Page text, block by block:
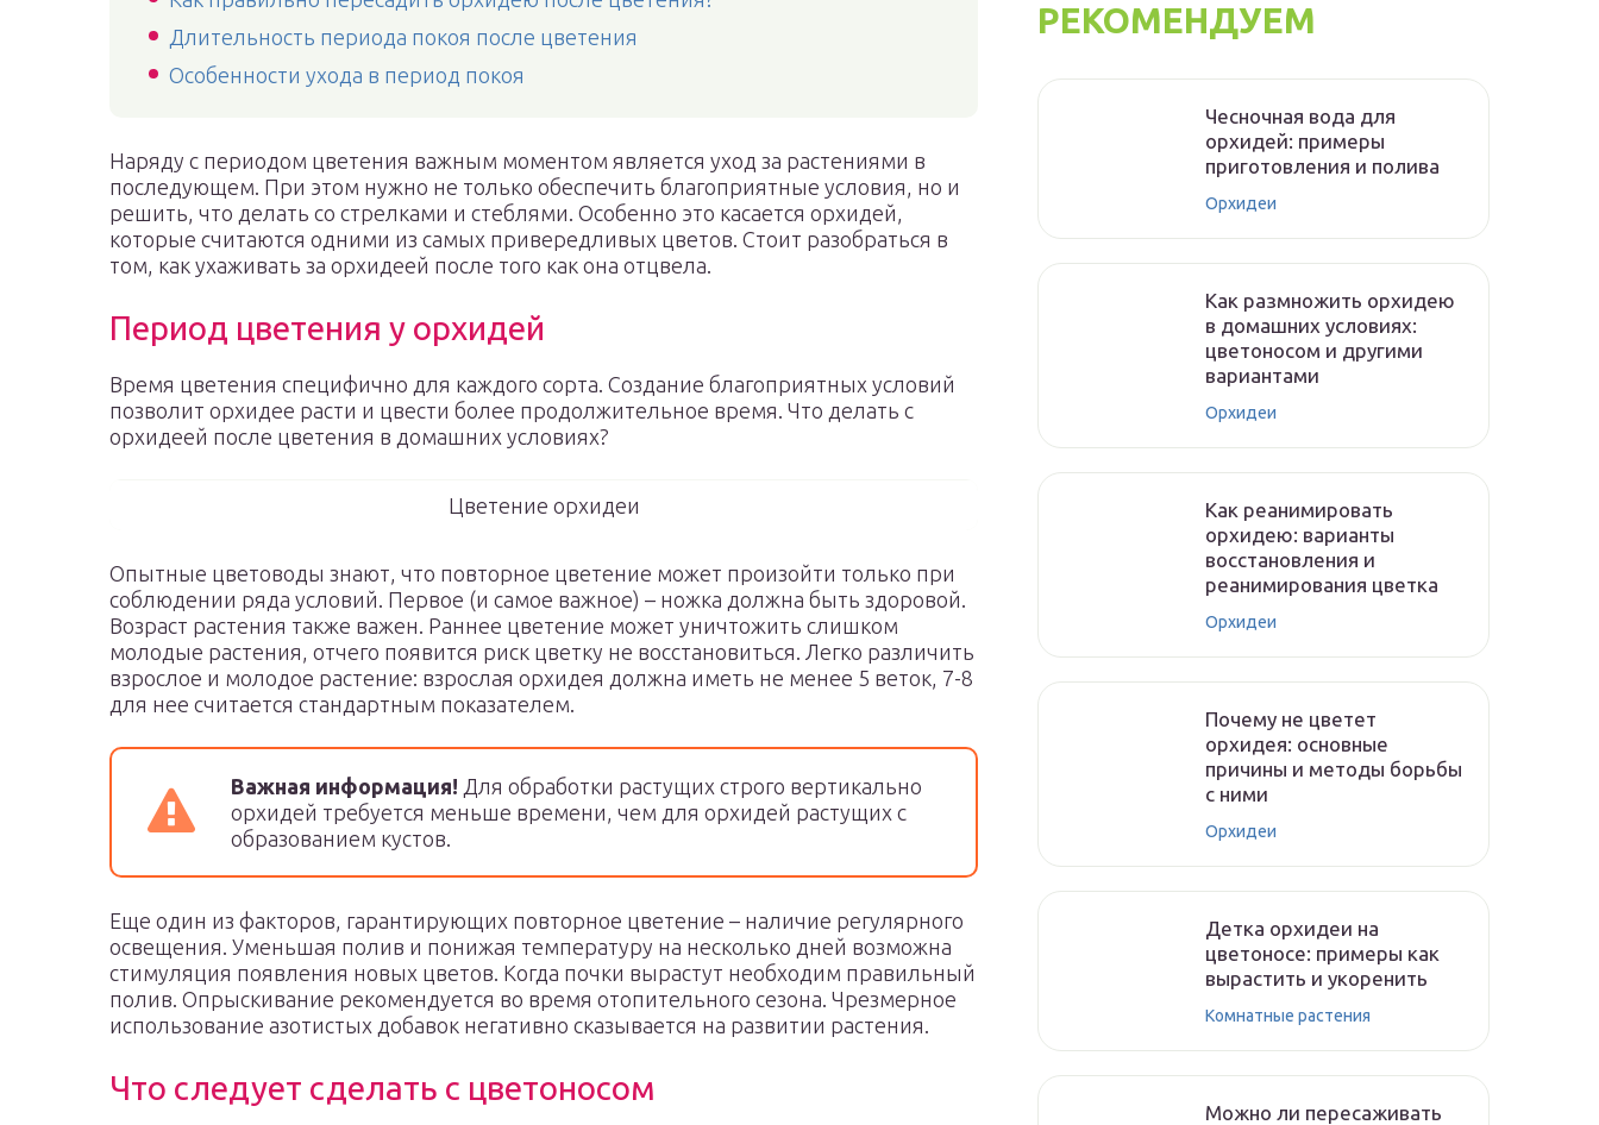
Длительность периода покоя после цветения
Особенности ухода в период покоя
Наряду с периодом цветения важным моментом является уход за растениями в
последующем. При этом нужно не только обеспечить благоприятные условия, но и
решить, что делать со стрелками и стеблями. Особенно это касается орхидей,
которые считаются одними из самых привередливых цветов. Стоит разобраться в
том, как ухаживать за орхидеей после того как она отцвела.
Период цветения у орхидей
Время цветения специфично для каждого сорта. Создание благоприятных условий
позволит орхидее расти и цвести более продолжительное время. Что делать с
орхидеей после цветения в домашних условиях?
Цветение орхидеи
Опытные цветоводы знают, что повторное цветение может произойти только при
соблюдении ряда условий. Первое (и самое важное) – ножка должна быть здоровой.
Возраст растения также важен. Раннее цветение может уничтожить слишком
молодые растения, отчего появится риск цветку не восстановиться. Легко различить
взрослое и молодое растение: взрослая орхидея должна иметь не менее 5 веток, 7-8
для нее считается стандартным показателем.
Важная информация! Для обработки растущих строго вертикально
орхидей требуется меньше времени, чем для орхидей растущих с
образованием кустов.
Еще один из факторов, гарантирующих повторное цветение – наличие регулярного
освещения. Уменьшая полив и понижая температуру на несколько дней возможна
стимуляция появления новых цветов. Когда почки вырастут необходим правильный
полив. Опрыскивание рекомендуется во время отопительного сезона. Чрезмерное
использование азотистых добавок негативно сказывается на развитии растения.
Что следует сделать с цветоносом
РЕКОМЕНДУЕМ
Чесночная вода для
орхидей: примеры
приготовления и полива
Орхидеи
Как размножить орхидею
в домашних условиях:
цветоносом и другими
вариантами
Орхидеи
Как реанимировать
орхидею: варианты
восстановления и
реанимирования цветка
Орхидеи
Почему не цветет
орхидея: основные
причины и методы борьбы
с ними
Орхидеи
Детка орхидеи на
цветоносе: примеры как
вырастить и укоренить
Комнатные растения
Можно ли пересаживать